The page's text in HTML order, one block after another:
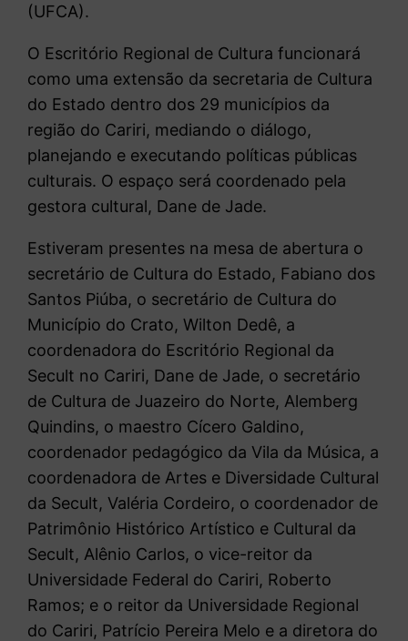
(UFCA).
O Escritório Regional de Cultura funcionará
como uma extensão da secretaria de Cultura
do Estado dentro dos 29 municípios da
região do Cariri, mediando o diálogo,
planejando e executando políticas públicas
culturais. O espaço será coordenado pela
gestora cultural, Dane de Jade.
Estiveram presentes na mesa de abertura o
secretário de Cultura do Estado, Fabiano dos
Santos Piúba, o secretário de Cultura do
Município do Crato, Wilton Dedê, a
coordenadora do Escritório Regional da
Secult no Cariri, Dane de Jade, o secretário
de Cultura de Juazeiro do Norte, Alemberg
Quindins, o maestro Cícero Galdino,
coordenador pedagógico da Vila da Música, a
coordenadora de Artes e Diversidade Cultural
da Secult, Valéria Cordeiro, o coordenador de
Patrimônio Histórico Artístico e Cultural da
Secult, Alênio Carlos, o vice-reitor da
Universidade Federal do Cariri, Roberto
Ramos; e o reitor da Universidade Regional
do Cariri, Patrício Pereira Melo e a diretora do